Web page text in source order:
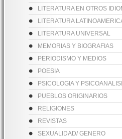
LITERATURA EN OTROS
LITERATURA
LITERATURA UNIVERSAL
MEMORIAS Y BIOGRAFIAS
PERIODISMO Y MEDIOS
POESIA
PSICOLOGIA Y
PUEBLOS ORIGINARIOS
RELIGIONES
REVISTAS
SEXUALIDAD/ GENERO